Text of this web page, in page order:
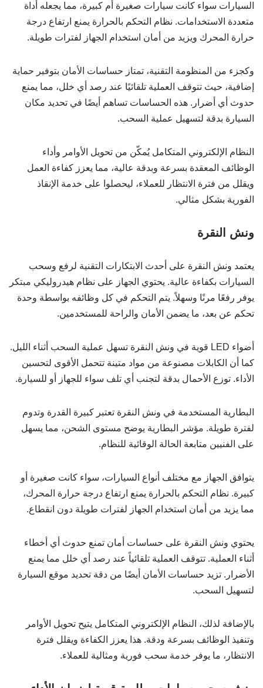
السيارات سواء كانت سيارات صغيرة أم كبيرة، مما يجعله أداة
متعددة الاستخدامات. نظام التحكم بالحرارة يمنع ارتفاع درجة
حرارة المحرك ويزيد من أمان استخدام الجهاز لفترات طويلة.
وكجزء من المنظومة التقنية، تمتاز حساسات الأمان بتوفير حماية
إضافية، حيث تتوقف العملية تلقائيًا عند رصد أي خلل، مما يمنع
حدوث أي أضرار. هذه الحساسات تساهم أيضًا في تحديد مكان
السيارة بدقة لتسهيل عملية السحب.
النظام الإلكتروني المتكامل يُمكّن من تحويل الأوامر وأداء
الوظائف المعقدة بسرعة وبدقة عالية، مما يعزز كفاءة العمل
ويقلل من فترة الانتظار للعملاء، ليحصلوا على خدمة الإنقاذ
الفورية بشكل مثالي.
ونش النقرة
يعتمد ونش النقرة على أحدث الابتكارات التقنية لرفع وسحب
السيارات بكفاءة عالية. يحتوي الجهاز على نظام هيدروليكي مبتكر
يوفر رفعًا مرنًا وسهلاً. يتم التحكم في كل وظائفه بواسطة وحدة
تحكم عن بعد، ما يضمن الأمان والراحة للمستخدمين.
أضواء LED قوية في ونش النقرة تسهل عملية السحب أثناء الليل.
كما أن الكابلات مصنوعة من مواد متينة تتحمل الأقوى لتحسين
الأداء. توزع الأحمال بدقة لتجنب أي تلف سواء للجهاز أو للسيارة.
البطارية المستخدمة في ونش النقرة تعتبر كبيرة القدرة وتدوم
لفترة طويلة. مؤشر البطارية يوضح مستوى الشحن، مما يسهل
على الفنيين متابعة الحالة الوقائية للنظام.
يتوافق الجهاز مع مختلف أنواع السيارات، سواء كانت صغيرة أو
كبيرة. نظام التحكم بالحرارة يمنع ارتفاع درجة حرارة المحرك،
مما يزيد من أمان استخدام الجهاز لفترات طويلة دون انقطاع.
يحتوي ونش النقرة على حساسات أمان تمنع حدوث أي أخطاء
أثناء العملية. تتوقف العملية تلقائياً عند رصد أي خلل مما يمنع
الأضرار. تزيد حساسات الأمان أيضًا من دقة تحديد موقع السيارة
لتسهيل السحب.
بالإضافة لذلك، النظام الإلكتروني المتكامل يتيح تحويل الأوامر
وتنفيذ الوظائف بسرعة ودقة. هذا يعزز الكفاءة ويقلل فترة
الانتظار، ما يوفر خدمة سحب فورية ومثالية للعملاء.